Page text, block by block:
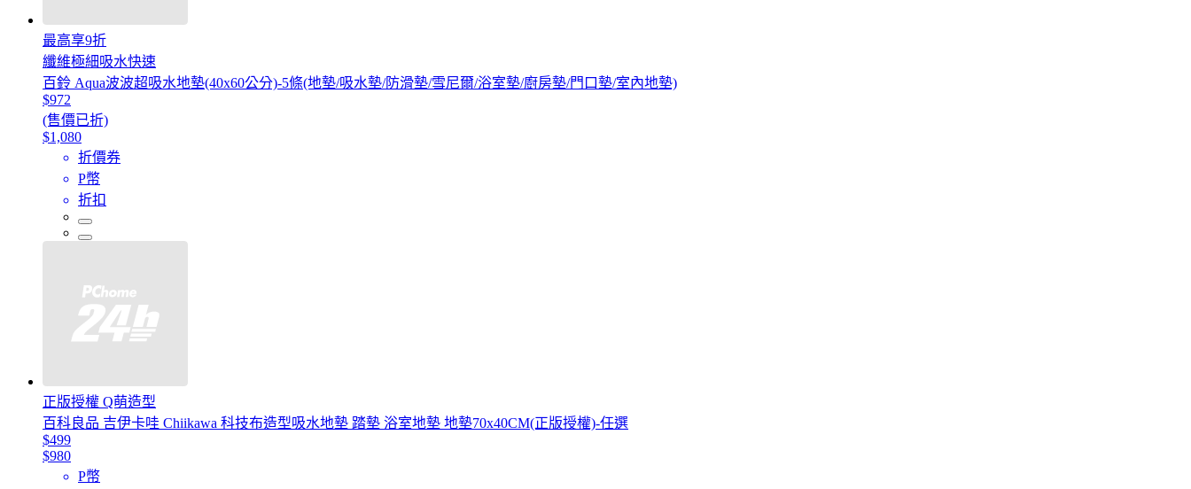
最高享9折
纖維極細吸水快速
百鈴 Aqua波波超吸水地墊(40x60公分)-5條(地墊/吸水墊/防滑墊/雪尼爾/浴室墊/廚房墊/門口墊/室內地墊)
$972
(售價已折)
$1,080
折價券
P幣
折扣
正版授權 Q萌造型
百科良品 吉伊卡哇 Chiikawa 科技布造型吸水地墊 踏墊 浴室地墊 地墊70x40CM(正版授權)-任選
$499
$980
P幣